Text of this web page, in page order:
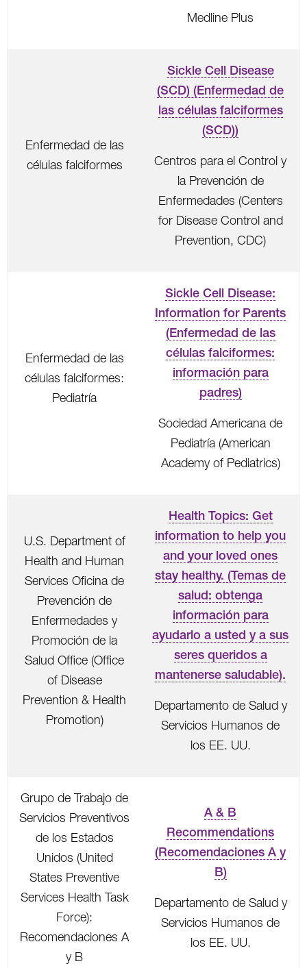
Medline Plus
Enfermedad de las
células falciformes
Sickle Cell Disease
(SCD) (Enfermedad de
las células falciformes
(SCD))
Centros para el Control y
la Prevención de
Enfermedades (Centers
for Disease Control and
Prevention, CDC)
Enfermedad de las
células falciformes:
Pediatría
Sickle Cell Disease:
Information for Parents
(Enfermedad de las
células falciformes:
información para
padres)
Sociedad Americana de
Pediatría (American
Academy of Pediatrics)
U.S. Department of
Health and Human
Services Oficina de
Prevención de
Enfermedades y
Promoción de la
Salud Office (Office
of Disease
Prevention & Health
Promotion)
Health Topics: Get
information to help you
and your loved ones
stay healthy. (Temas de
salud: obtenga
información para
ayudarlo a usted y a sus
seres queridos a
mantenerse saludable).
Departamento de Salud y
Servicios Humanos de
los EE. UU.
Grupo de Trabajo de
Servicios Preventivos
de los Estados
Unidos (United
States Preventive
Services Health Task
Force):
Recomendaciones A
y B
A & B
Recommendations
(Recomendaciones A y
B)
Departamento de Salud y
Servicios Humanos de
los EE. UU.